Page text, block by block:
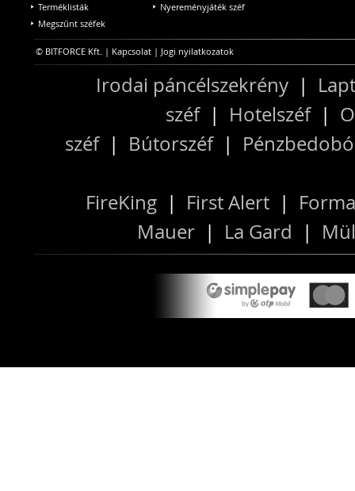
Terméklisták
Megszűnt széfek
Nyereményjáték széf
© BITFORCE Kft. | Kapcsolat | Jogi nyilatkozatok
Irodai páncélszekrény |
széf| Hotelszéf|
széf| Bútorszéf|
FireKing | First Alert |
Mauer | La Gard |